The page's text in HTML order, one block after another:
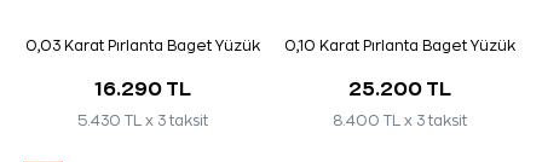
0,03 Karat Pırlanta Baget Yüzük
16.290 TL
5.430 TL x 3 taksit
0,10 Karat Pırlanta Baget Yüzük
25.200 TL
8.400 TL x 3 taksit